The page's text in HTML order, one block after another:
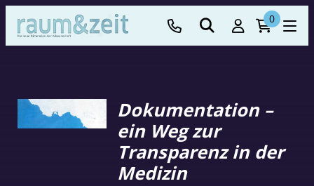
0
Dokumentation –
ein Weg zur
Transparenz in der
Medizin